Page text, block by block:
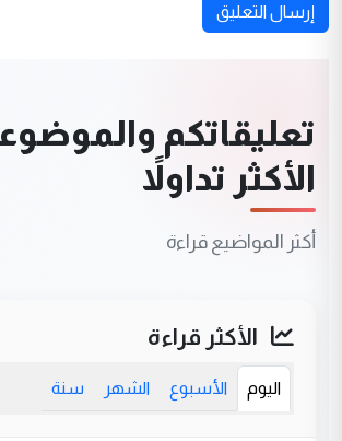
إرسال التعليق
تعليقاتكم
الأكثر تداولاً
أكثر المواضيع قراءة
الأكثر قراءة
اليوم الأسبوع الشهر سنة